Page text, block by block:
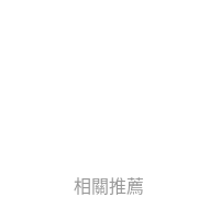
相關推薦